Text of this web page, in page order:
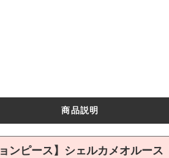
商品説明
ョンピース】シェルカメオルー